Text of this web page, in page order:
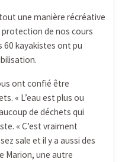
une manière récréative
protection de nos cours
60 kayakistes ont pu
ont confié être
« L’eau est plus ou
de déchets qui
« C’est vraiment
sale et il y a aussi des
Marion, une autre